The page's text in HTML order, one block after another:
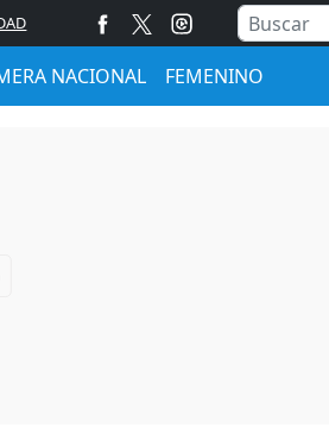
NACIONAL FEMENINO